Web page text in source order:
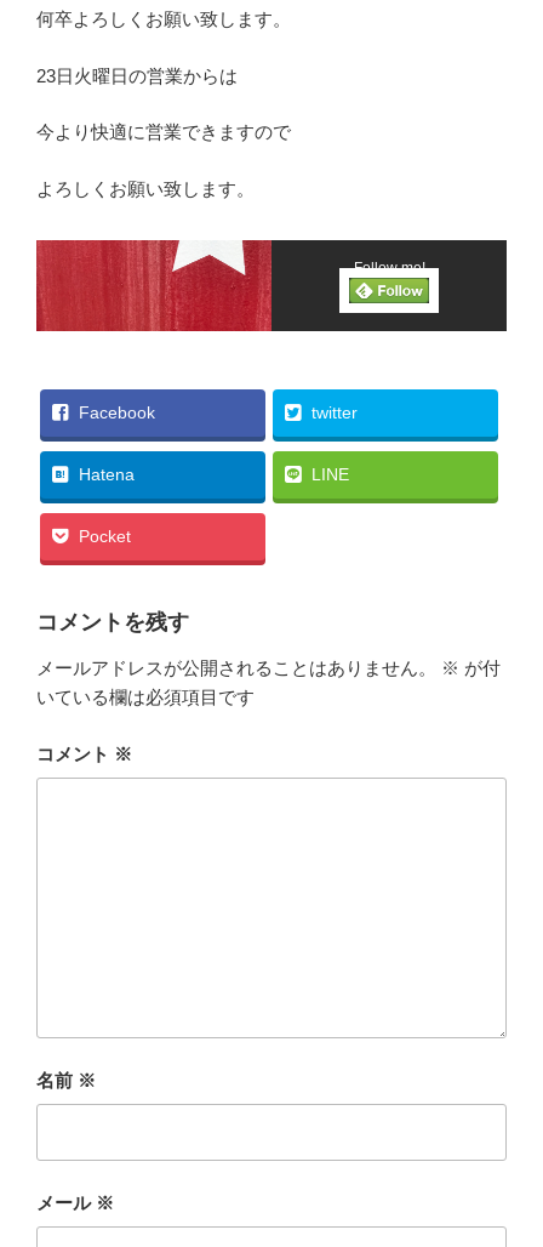
何卒よろしくお願い致します。
23日火曜日の営業からは
今より快適に営業できますので
よろしくお願い致します。
Follow me!
Facebook twitter
Hatena LINE
Pocket
コメントを残す
メールアドレスが公開されることはありません。 ※ が付
いている欄は必須項目です
コメント ※
名前 ※
メール ※